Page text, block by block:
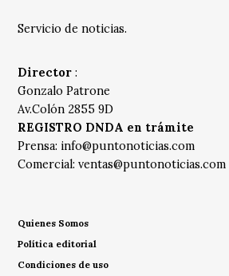
Servicio de noticias.
Director :
Gonzalo Patrone
Av.Colón 2855 9D
REGISTRO DNDA en trámite
Prensa: info@puntonoticias.com
Comercial:ventas@puntonoticias.com
Quienes Somos
Política editorial
Condiciones de uso